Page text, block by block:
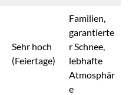
Sehr hoch
(Feiertage)
Familien,
garantierte
r Schnee,
lebhafte
Atmosphär
e